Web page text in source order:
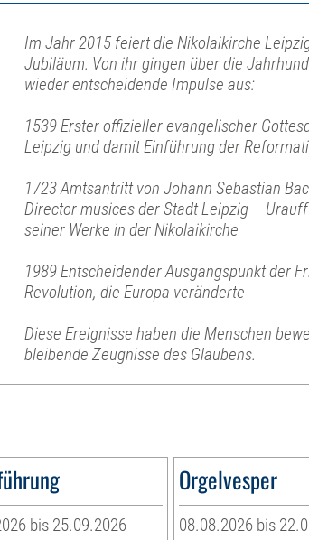
Im Jahr 2015 feiert die Nikolaikirche
Jubiläum. Von ihr gingen über die
wieder entscheidende Impulse aus:
1539 Erster offizieller evangelischer
Leipzig und damit Einführung der
1723 Amtsantritt von Johann Sebastian
Director musices der Stadt Leipzig –
seiner Werke in der Nikolaikirche
1989 Entscheidender Ausgangspunkt der
Revolution, die Europa veränderte
Diese Ereignisse haben die Menschen
bleibende Zeugnisse des Glaubens.
bis 25.09.2026
Orgelvesper
08.08.2026 bis